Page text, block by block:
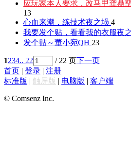
应玩家本人要求，改马甲龚鼎
13
心血来潮，练技术夜之埙 4
我要发个贴，看看我的衣服夜
发个贴～董小宛QH 23
1234.. 22 / 22 页下一页
首页 | 登录 | 注册
标准版 | 触屏版 | 电脑版 | 客户端
© Comsenz Inc.